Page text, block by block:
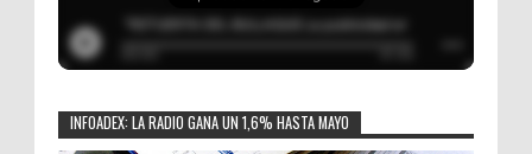
INFOADEX: LA RADIO GANA UN 1,6% HASTA MAYO